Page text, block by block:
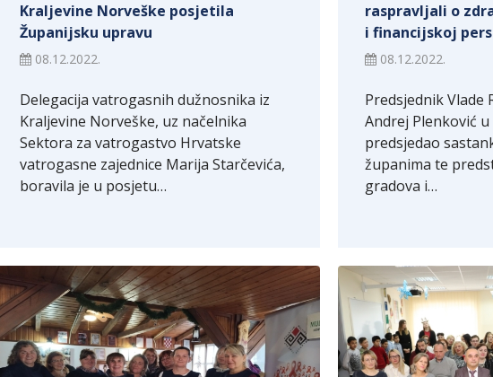
Kraljevine Norveške posjetila
Županijsku upravu
08.12.2022.
Delegacija vatrogasnih dužnosnika iz
Kraljevine Norveške, uz načelnika
Sektora za vatrogastvo Hrvatske
vatrogasne zajednice Marija Starčevića,
boravila je u posjetu…
raspravljali o
i financijskoj
08.12.2022.
Predsjednik Vlade
Andrej Plenković
predsjedao
županima te
gradova i…